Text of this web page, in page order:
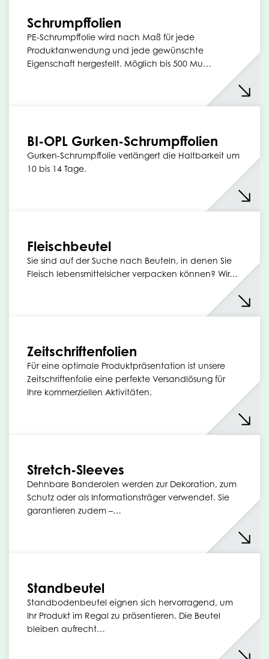
Schrumpffolien
PE-Schrumpffolie wird nach Maß für jede
Produktanwendung und jede gewünschte
Eigenschaft hergestellt. Möglich bis 500 Mu…
BI-OPL Gurken-Schrumpffolien
Gurken-Schrumpffolie verlängert die Haltbarkeit um
10 bis 14 Tage.
Fleischbeutel
Sie sind auf der Suche nach Beuteln, in denen Sie
Fleisch lebensmittelsicher verpacken können? Wir…
Zeitschriftenfolien
Für eine optimale Produktpräsentation ist unsere
Zeitschriftenfolie eine perfekte Versandlösung für
Ihre kommerziellen Aktivitäten.
Stretch-Sleeves
Dehnbare Banderolen werden zur Dekoration, zum
Schutz oder als Informationsträger verwendet. Sie
garantieren zudem –…
Standbeutel
Standbodenbeutel eignen sich hervorragend, um
Ihr Produkt im Regal zu präsentieren. Die Beutel
bleiben aufrecht…